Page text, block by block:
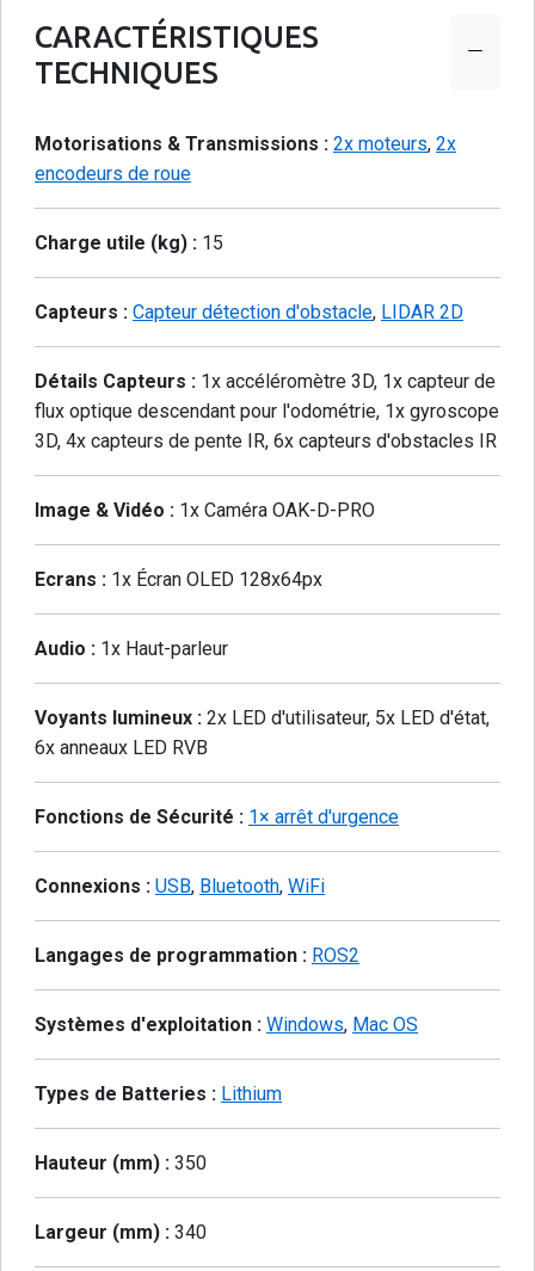
CARACTÉRISTIQUES
TECHNIQUES
Motorisations & Transmissions : 2x moteurs, 2x
encodeurs de roue
Charge utile (kg) : 15
Capteurs : Capteur détection d'obstacle, LIDAR 2D
Détails Capteurs : 1x accéléromètre 3D, 1x capteur de
flux optique descendant pour l'odométrie, 1x gyroscope
3D, 4x capteurs de pente IR, 6x capteurs d'obstacles IR
Image & Vidéo : 1x Caméra OAK-D-PRO
Ecrans : 1x Écran OLED 128x64px
Audio : 1x Haut-parleur
Voyants lumineux : 2x LED d'utilisateur, 5x LED d'état,
6x anneaux LED RVB
Fonctions de Sécurité : 1× arrêt d'urgence
Connexions : USB, Bluetooth, WiFi
Langages de programmation : ROS2
Systèmes d'exploitation : Windows, Mac OS
Types de Batteries : Lithium
Hauteur (mm) : 350
Largeur (mm) : 340